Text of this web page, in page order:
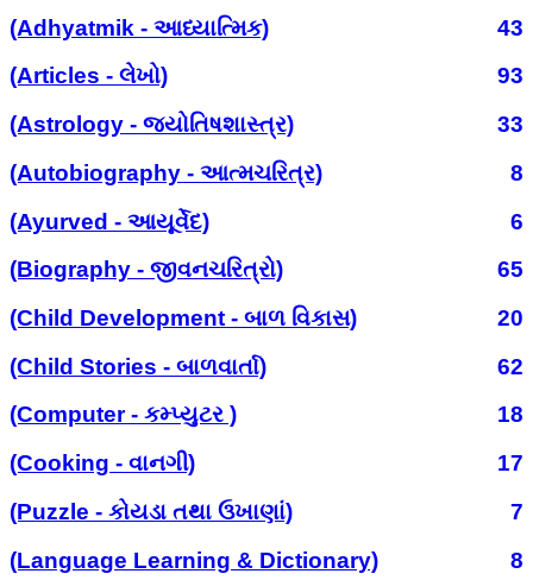
(Adhyatmik - આધ્યાત્મિક)
43
(Articles - લેખો)
93
(Astrology - જ્યોતિષશાસ્ત્ર)
33
(Autobiography - આત્મચરિત્ર)
8
(Ayurved - આયૂર્વેદ)
6
(Biography - જીવનચરિત્રો)
65
(Child Development - બાળ વિકાસ)
20
(Child Stories - બાળવાર્તા)
62
(Computer - કમ્પ્યુટર )
18
(Cooking - વાનગી)
17
(Puzzle - કોયડા તથા ઉખાણાં)
7
(Language Learning & Dictionary)
8